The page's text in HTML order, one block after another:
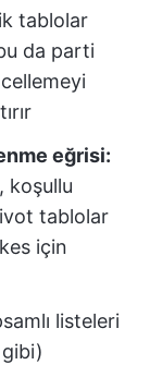
tablolar
da parti
eğrisi:
koşullu
tablolar
için
listeleri
gibi)